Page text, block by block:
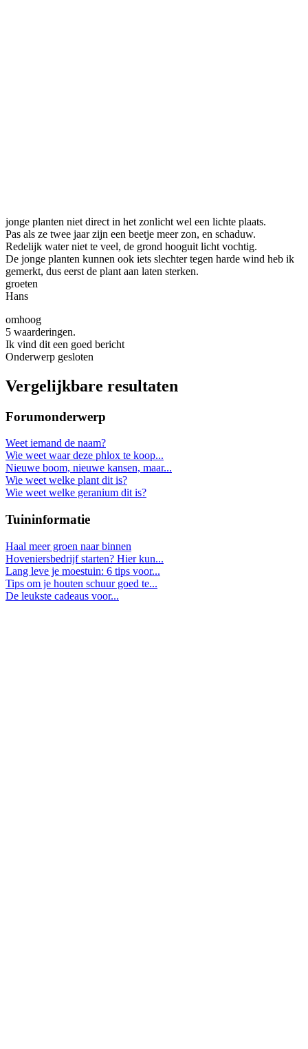
jonge planten niet direct in het zonlicht wel een lichte plaats.
Pas als ze twee jaar zijn een beetje meer zon, en schaduw.
Redelijk water niet te veel, de grond hooguit licht vochtig.
De jonge planten kunnen ook iets slechter tegen harde wind heb ik
gemerkt, dus eerst de plant aan laten sterken.
groeten
Hans
omhoog
5 waarderingen.
Ik vind dit een goed bericht
Onderwerp gesloten
Vergelijkbare resultaten
Forumonderwerp
Weet iemand de naam?
Wie weet waar deze phlox te koop...
Nieuwe boom, nieuwe kansen, maar...
Wie weet welke plant dit is?
Wie weet welke geranium dit is?
Tuininformatie
Haal meer groen naar binnen
Hoveniersbedrijf starten? Hier kun...
Lang leve je moestuin: 6 tips voor...
Tips om je houten schuur goed te...
De leukste cadeaus voor...